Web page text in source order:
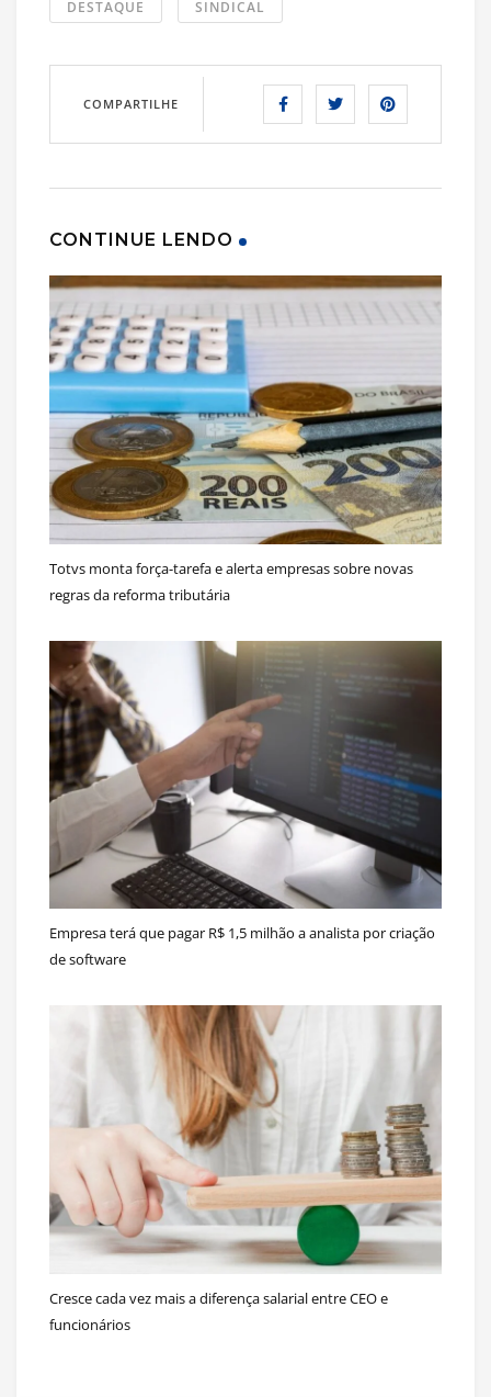
DESTAQUE SINDICAL
COMPARTILHE
CONTINUE LENDO
Totvs monta força-tarefa e alerta empresas sobre novas
regras da reforma tributária
Empresa terá que pagar R$ 1,5 milhão a analista por criação
de software
Cresce cada vez mais a diferença salarial entre CEO e
funcionários